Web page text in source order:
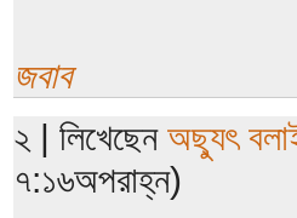
জবাব
২ | লিখেছেন অছ্যুৎ
৭:১৬অপরাহ্ন)